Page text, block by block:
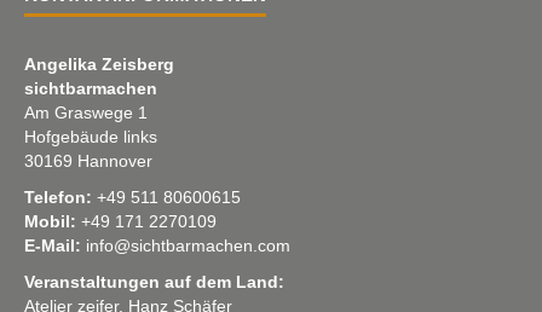
Angelika Zeisberg
sichtbarmachen
Am Graswege 1
Hofgebäude links
30169 Hannover
Telefon: +49 511 80600615
Mobil: +49 171 2270109
E-Mail: info@sichtbarmachen.com
Veranstaltungen auf dem Land:
Atelier zeifer, Hanz Schäfer